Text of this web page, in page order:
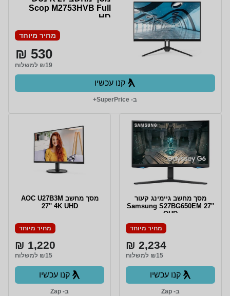
Scop M2753HVB Full
HD
מחיר מיוחד
530 ₪
₪19 למשלוח
קנו עכשיו
ב- SuperPrice+
מסך מחשב גיימינג קעור
Samsung S27BG650EM 27''
QHD
מחיר מיוחד
2,234 ₪
₪15 למשלוח
קנו עכשיו
ב- Zap
מסך מחשב AOC U27B3M
27'' 4K UHD
מחיר מיוחד
1,220 ₪
₪15 למשלוח
קנו עכשיו
ב- Zap